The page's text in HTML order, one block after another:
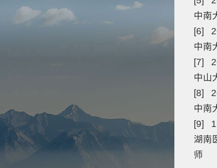
中南
[6]
中南
[7]
中山
[8]
中南
[9]
湖南
师